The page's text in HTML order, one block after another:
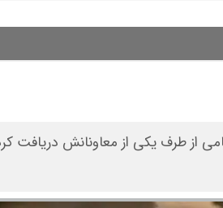
از طرف یکی از معاونانش دریافت